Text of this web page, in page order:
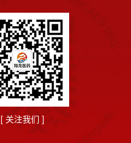
[ 关注我们 ]